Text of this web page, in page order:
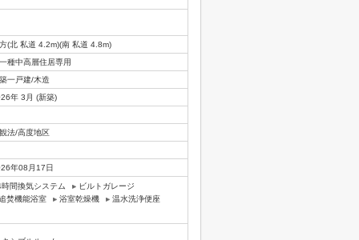
(北 私道 4.2m)(南 私道 4.8m)
種中高層住居専用
一戸建/木造
年 3月 (新築)
法/高度地区
年08月17日
間換気システム
ビルトガレージ
焚機能浴室
浴室乾燥機 温水洗浄便座